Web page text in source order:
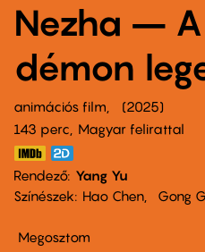
Nezha –
démon
animációs film
2025
143 perc,
Magyar felirattal
Rendező Yang Yu
Színészek
Hao Chen Gong
Megosztom